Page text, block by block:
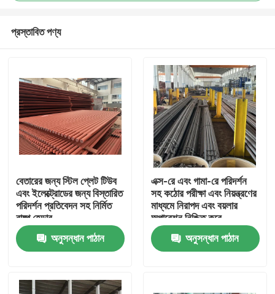
প্রস্তাবিত পণ্য
বেতারের জন্য স্টিল প্লেট টিউব
এবং ইলেক্ট্রোডের জন্য বিস্তারিত
পরিদর্শন প্রতিবেদন সহ নির্মিত
বাষ্প হেডার
অনুসন্ধান পাঠান
এক্স-রে এবং গামা-রে পরিদর্শন
সহ কঠোর পরীক্ষা এবং নিয়ন্ত্রণের
মাধ্যমে নিরাপদ এবং বয়লার
অপারেশন নিশ্চিত করে
অনুসন্ধান পাঠান